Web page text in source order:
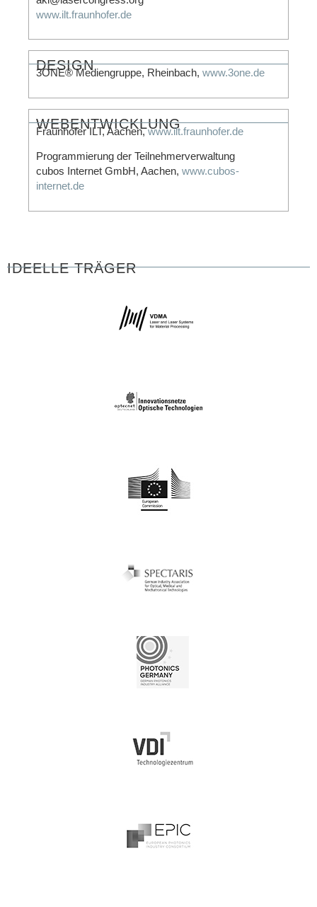
www.ilt.fraunhofer.de
DESIGN
3ONE® Mediengruppe, Rheinbach, www.3one.de
WEBENTWICKLUNG
Fraunhofer ILT, Aachen,www.ilt.fraunhofer.de
Programmierung der Teilnehmerverwaltung
cubos Internet GmbH, Aachen, www.cubos-
internet.de
IDEELLE TRÄGER